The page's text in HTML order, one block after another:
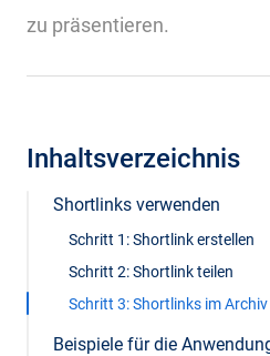
zu präsentieren.
Inhaltsverzeichnis
Shortlinks verwenden
Schritt 1: Shortlink erstellen
Schritt 2: Shortlink teilen
Schritt 3: Shortlinks im Archiv
Beispiele für die